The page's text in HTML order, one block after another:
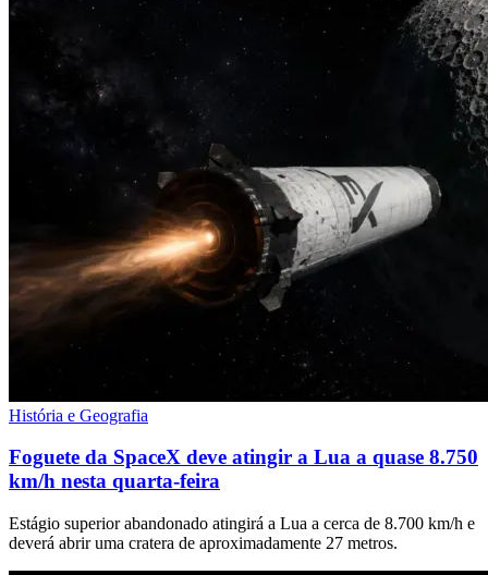
História e Geografia
Foguete da SpaceX deve atingir a Lua a quase 8.750
km/h nesta quarta-feira
Estágio superior abandonado atingirá a Lua a cerca de 8.700 km/h e
deverá abrir uma cratera de aproximadamente 27 metros.